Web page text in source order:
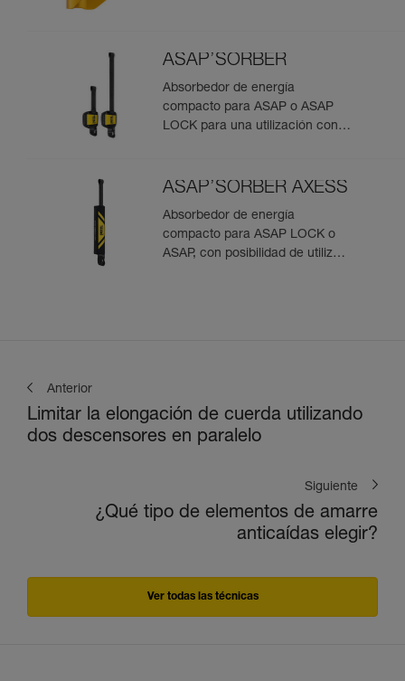
ASAP’SORBER
Absorbedor de energía
compacto para ASAP o ASAP
LOCK para una utilización con
ASAP’SORBER AXESS
Absorbedor de energía
compacto para ASAP LOCK o
ASAP, con posibilidad de utilizar
Anterior
Limitar la elongación de cuerda utilizando
dos descensores en paralelo
Siguiente
¿Qué tipo de elementos de amarre
anticaídas elegir?
Ver todas las técnicas